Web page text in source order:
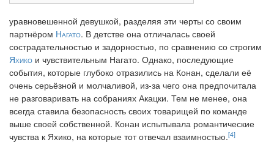
уравновешенной девушкой, разделяя эти черты со своим
партнёром Нагато. В детстве она отличалась своей
сострадательностью и задорностью, по сравнению со строгим
Яхико и чувствительным Нагато. Однако, последующие
события, которые глубоко отразились на Конан, сделали её
очень серьёзной и молчаливой, из-за чего она предпочитала
не разговаривать на собраниях Акацки. Тем не менее, она
всегда ставила безопасность своих товарищей по команде
выше своей собственной. Конан испытывала романтические
чувства к Яхико, на которые тот отвечал взаимностью.[4]